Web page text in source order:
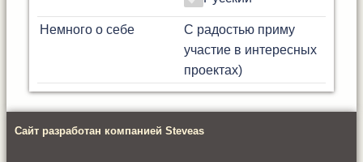
Немного о себе
С радостью приму
участие в интересных
проектах)
Сайт разработан компанией Steveas